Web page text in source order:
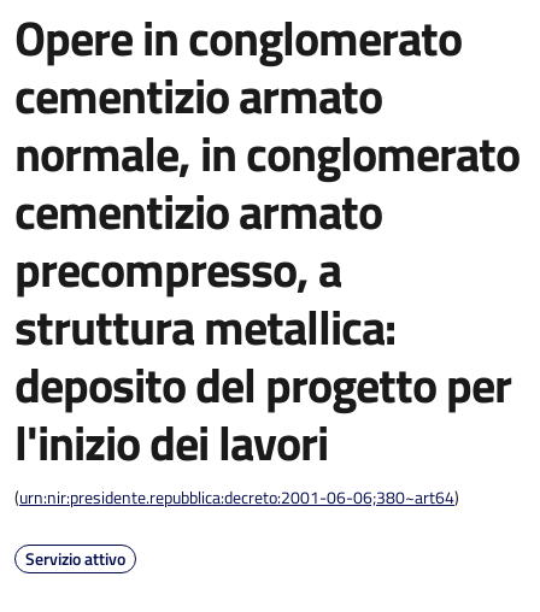
Opere in conglomerato
cementizio armato
normale, in conglomerato
cementizio armato
precompresso, a
struttura metallica:
deposito del progetto per
l'inizio dei lavori
(urn:nir:presidente.repubblica:decreto:2001-06-06;380~art64)
Servizio attivo